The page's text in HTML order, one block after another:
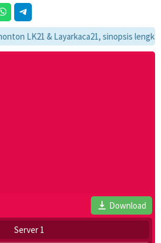
& Layarkaca21, sinopsis
Download
Server 1